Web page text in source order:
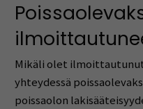
Mikäli olet
yhteydessä
poissaolon